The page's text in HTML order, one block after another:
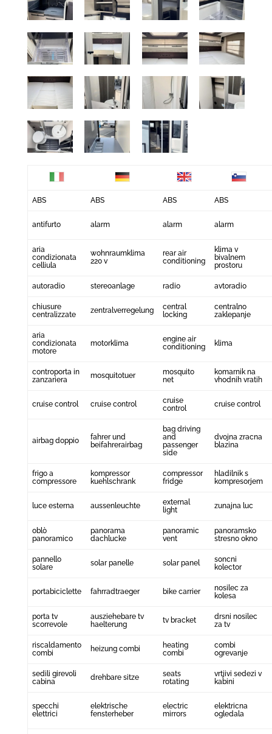
ABS ABS ABS ABS
antifurto alarm alarm alarm
aria
condizionata
celliula
wohnraumklima
220 v
rear air
conditioning
klima v
bivalnem
prostoru
autoradio stereoanlage radio avtoradio
chiusure
centralizzate
zentralverregelung
central
locking
centralno
zaklepanje
aria
condizionata
motore
motorklima
engine air
conditioning
klima
controporta in
zanzariera
mosquitotuer
mosquito
net
komarnik na
vhodnih vratih
cruise control cruise control
cruise
control
cruise control
airbag doppio
fahrer und
beifahrerairbag
bag driving
and
passenger
side
dvojna zracna
blazina
frigo a
compressore
kompressor
kuehlschrank
compressor
fridge
hladilnik s
kompresorjem
luce esterna aussenleuchte
external
light
zunajna luc
oblò
panoramico
panorama
dachlucke
panoramic
vent
panoramsko
stresno okno
pannello
solare
solar panelle solar panel
soncni
kolector
portabiciclette fahrradtraeger bike carrier
nosilec za
kolesa
porta tv
scorrevole
ausziehebare tv
haelterung
tv bracket
drsni nosilec
za tv
riscaldamento
combi
heizung combi
heating
combi
combi
ogrevanje
sedili girevoli
cabina
drehbare sitze
seats
rotating
vrtjivi sedezi v
kabini
specchi
elettrici
elektrische
fensterheber
electric
mirrors
elektricna
ogledala